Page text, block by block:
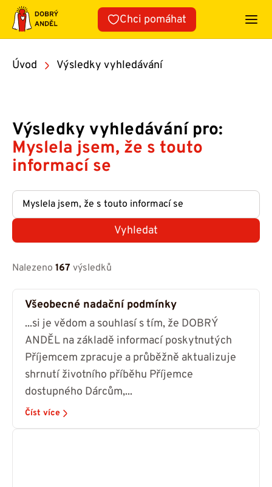
Přeskočit
obsah
Chci pomáhat
Úvod Výsledky vyhledávání
Výsledky vyhledávání pro:
Myslela jsem, že s touto
informací se
Vyhledat
Nalezeno 167 výsledků
Všeobecné nadační podmínky
...si je vědom a souhlasí s tím, že DOBRÝ
ANDĚL na základě informací poskytnutých
Příjemcem zpracuje a průběžně aktualizuje
shrnutí životního příběhu Příjemce
dostupného Dárcům,...
Číst více